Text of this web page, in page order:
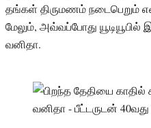
தங்கள் திருமணம் நடைபெறும்
மேலும், அவ்வப்போது
வனிதா.